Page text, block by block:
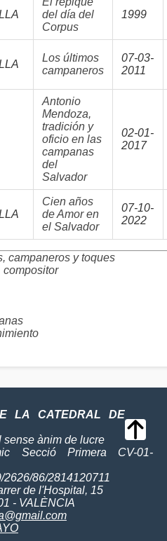
del día del
Corpus
1999
Los últimos
campaneros
07-03-
2011
Antonio
Mendoza,
tradición y
oficio en las
campanas
del
Salvador
02-01-
2017
Cien años
de Amor en
el Salvador
07-10-
2022
campaneros y toques
compositor
LA CATEDRAL DE
ànim de lucre
Secció Primera CV-01-
2626/86/2814120711
de l'Hospital, 15
- VALÈNCIA